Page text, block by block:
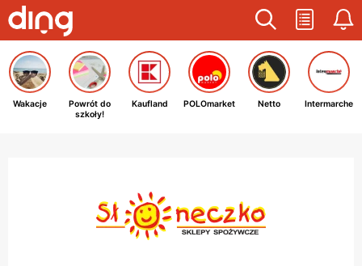
Wakacje
Powrót do
szkoły!
Kaufland POLOmarket Netto Intermarche